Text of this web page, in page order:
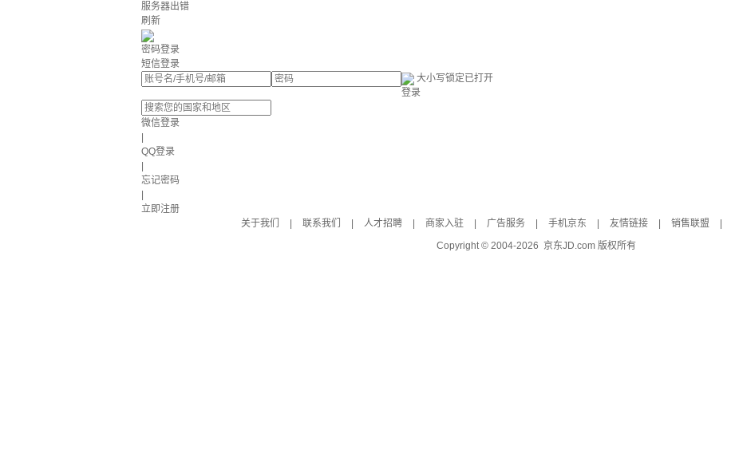
服务器出错
刷新
密码登录
短信登录
大小写锁定已打开
登录
微信登录
QQ登录
忘记密码
立即注册
关于我们
联系我们 人才招聘 商家入驻 广告服务 手机京东 友情链接 销售联盟
Copyright © 2004-2026 京东JD.com 版权所有